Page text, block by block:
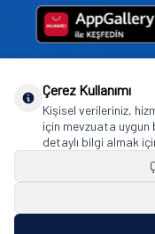
Goodyear (and Winged Foot
Tire & Rubber Company
Istanbul/Türkiye. ©
Çerez Kullanımı
Kişisel verileriniz,
için mevzuata uygun
detaylı bilgi almak